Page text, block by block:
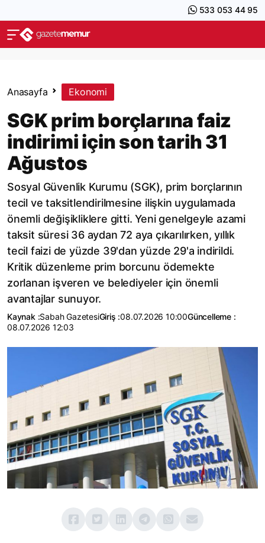
533 053 44 95
Anasayfa Ekonomi
SGK prim borçlarına faiz
indirimi için son tarih 31
Ağustos
Sosyal Güvenlik Kurumu (SGK), prim borçlarının
tecil ve taksitlendirilmesine ilişkin uygulamada
önemli değişikliklere gitti. Yeni genelgeyle azami
taksit süresi 36 aydan 72 aya çıkarılırken, yıllık
tecil faizi de yüzde 39'dan yüzde 29'a indirildi.
Kritik düzenleme prim borcunu ödemekte
zorlanan işveren ve belediyeler için önemli
avantajlar sunuyor.
Kaynak :Sabah GazetesiGiriş :08.07.2026 10:00Güncelleme :
08.07.2026 12:03